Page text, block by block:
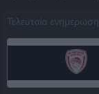
Τελευταία